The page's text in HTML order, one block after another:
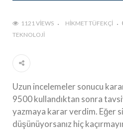
1121 VIEWS HIKMET TÜFEKÇI
TEKNOLOJI
Uzun incelemeler sonucu
9500 kullandıktan sonra
yazmaya karar verdim. Eğer
düşünüyorsanız hiç